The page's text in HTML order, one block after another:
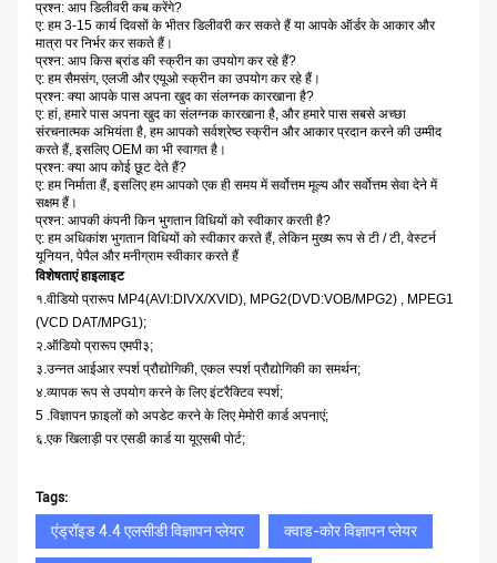
प्रश्न: आप डिलीवरी कब करेंगे?
ए: हम 3-15 कार्य दिवसों के भीतर डिलीवरी कर सकते हैं या आपके ऑर्डर के आकार और
मात्रा पर निर्भर कर सकते हैं।
प्रश्न: आप किस ब्रांड की स्क्रीन का उपयोग कर रहे हैं?
ए: हम सैमसंग, एलजी और एयूओ स्क्रीन का उपयोग कर रहे हैं।
प्रश्न: क्या आपके पास अपना खुद का संलग्नक कारखाना है?
ए: हां, हमारे पास अपना खुद का संलग्नक कारखाना है, और हमारे पास सबसे अच्छा
संरचनात्मक अभियंता है, हम आपको सर्वश्रेष्ठ स्क्रीन और आकार प्रदान करने की उम्मीद
करते हैं, इसलिए OEM का भी स्वागत है।
प्रश्न: क्या आप कोई छूट देते हैं?
ए: हम निर्माता हैं, इसलिए हम आपको एक ही समय में सर्वोत्तम मूल्य और सर्वोत्तम सेवा देने में
सक्षम हैं।
प्रश्न: आपकी कंपनी किन भुगतान विधियों को स्वीकार करती है?
ए: हम अधिकांश भुगतान विधियों को स्वीकार करते हैं, लेकिन मुख्य रूप से टी / टी, वेस्टर्न
यूनियन, पेपैल और मनीग्राम स्वीकार करते हैं
विशेषताएं हाइलाइट
१.वीडियो प्रारूप MP4(AVI:DIVX/XVID), MPG2(DVD:VOB/MPG2) , MPEG1
(VCD DAT/MPG1);
२.ऑडियो प्रारूप एमपी३;
३.उन्नत आईआर स्पर्श प्रौद्योगिकी, एकल स्पर्श प्रौद्योगिकी का समर्थन;
४.व्यापक रूप से उपयोग करने के लिए इंटरैक्टिव स्पर्श;
5 .विज्ञापन फ़ाइलों को अपडेट करने के लिए मेमोरी कार्ड अपनाएं;
६.एक खिलाड़ी पर एसडी कार्ड या यूएसबी पोर्ट;
Tags:
एंड्रॉइड 4.4 एलसीडी विज्ञापन प्लेयर क्वाड-कोर विज्ञापन प्लेयर